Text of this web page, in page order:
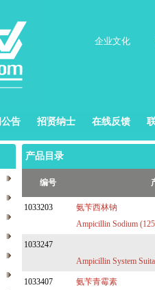
企业文化
告 招贤纳士 在线反馈
产品目录
编号
1033203
氨苄西林钠
Ampicillin Sodium
1033247
Ampicillin System
1033407
氨苄青霉素